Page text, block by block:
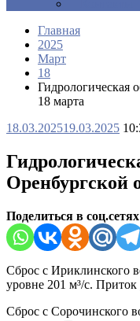
Главная
2025
Март
18
Гидрологическая
18 марта
18.03.202519.03.2025
Оренбургской
Поделиться в
Сброс с Ириклинского
уровне 201 м³/с. Приток
Сброс с Сорочинского